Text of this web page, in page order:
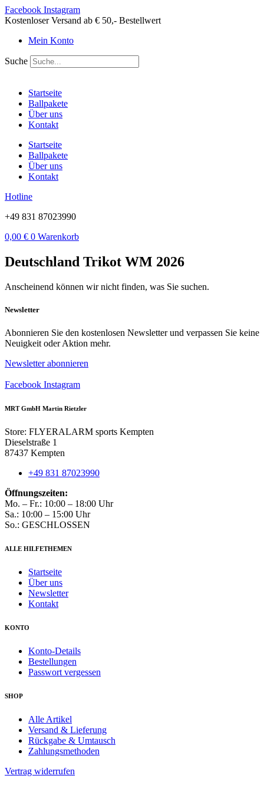
Zum
Inhalt
Facebook Instagram
Kostenloser Versand ab € 50,- Bestellwert
Mein Konto
Suche
Startseite
Ballpakete
Über uns
Kontakt
Startseite
Ballpakete
Über uns
Kontakt
Hotline
+49 831 87023990
0,00 € 0 Warenkorb
Deutschland Trikot WM 2026
Anscheinend können wir nicht finden, was Sie suchen.
Newsletter
Abonnieren Sie den kostenlosen Newsletter und verpassen Sie keine
Neuigkeit oder Aktion mehr.
Newsletter abonnieren
Facebook Instagram
MRT GmbH Martin Rietzler
Store: FLYERALARM sports Kempten
Dieselstraße 1
87437 Kempten
+49 831 87023990
Öffnungszeiten:
Mo. – Fr.: 10:00 – 18:00 Uhr
Sa.: 10:00 – 15:00 Uhr
So.: GESCHLOSSEN
ALLE HILFETHEMEN
Startseite
Über uns
Newsletter
Kontakt
KONTO
Konto-Details
Bestellungen
Passwort vergessen
SHOP
Alle Artikel
Versand & Lieferung
Rückgabe & Umtausch
Zahlungsmethoden
Vertrag widerrufen